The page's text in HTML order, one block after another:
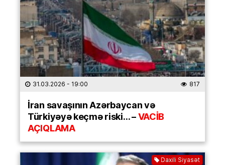
31.03.2026 - 19:00 817
İran savaşının Azərbaycan və
Türkiyəyə keçmə riski… –VACİB
AÇIQLAMA
Daxili Siyasət